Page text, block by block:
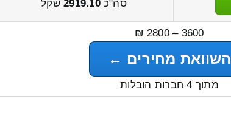
סה"כ2919.10שקל
3600 – 2800 ₪
השוואת מחירים ←
מתוך 4 חברות הובלות